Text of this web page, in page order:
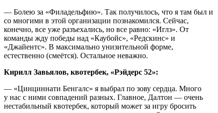
— Болею за «Филадельфию». Так получилось, что я там был и
со многими в этой организации познакомился. Сейчас,
конечно, все уже разъехались, но все равно: «Иглз». От
команды жду победы над «Каубойс», «Редскинс» и
«Джайентс». В максимально унизительной форме,
естественно (смеётся). Остальное неважно.
Кирилл Завьялов, квотербек, «Рэйдерс 52»:
— «Цинциннати Бенгалс» я выбрал по зову сердца. Много
у нас с ними совпадений разных. Главное, Далтон — очень
нестабильный квотербек, который может за игру бросить